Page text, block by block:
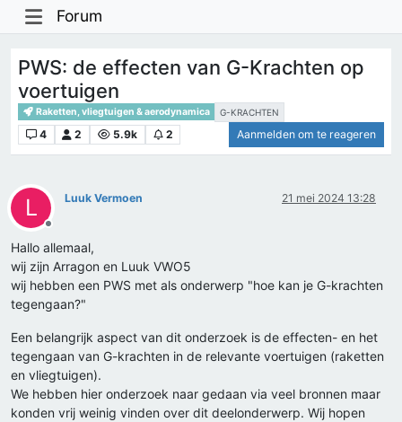
Forum
PWS: de effecten van G-Krachten op
voertuigen
Raketten, vliegtuigen & aerodynamica G-KRACHTEN
4 2 5.9k 2 Aanmelden om te reageren
L
Offline
Luuk Vermoen 21 mei 2024 13:28
Hallo allemaal,
wij zijn Arragon en Luuk VWO5
wij hebben een PWS met als onderwerp "hoe kan je G-krachten
tegengaan?"
Een belangrijk aspect van dit onderzoek is de effecten- en het
tegengaan van G-krachten in de relevante voertuigen (raketten
en vliegtuigen).
We hebben hier onderzoek naar gedaan via veel bronnen maar
konden vrij weinig vinden over dit deelonderwerp. Wij hopen